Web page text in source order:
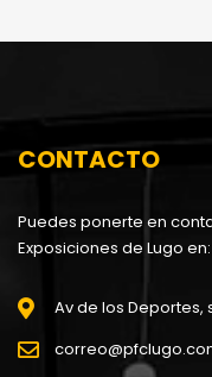
CONTACTO
Puedes ponerte en
Exposiciones de Lugo en:
Av de los Deportes,